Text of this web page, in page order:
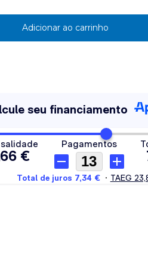
Adicionar ao carrinho